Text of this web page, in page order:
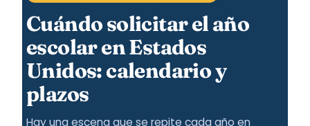
Cuándo solicitar el año
escolar en Estados
Unidos: calendario y
plazos
Hay una escena que se repite cada año en